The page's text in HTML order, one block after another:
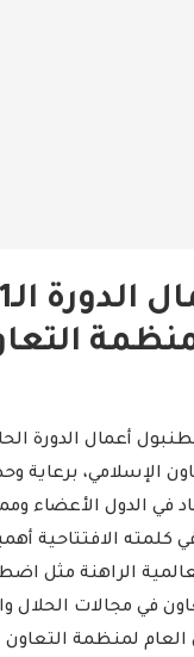
أعمال الدورة
الإسلامي،
في الدول
كلمته الافتتاحية
الراهنة مثل
في مجالات الحلال
العام لمنظمة